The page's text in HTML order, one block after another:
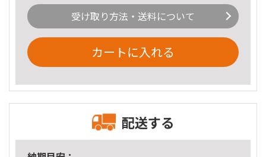
受け取り方法・送料について
カートに入れる
配送する